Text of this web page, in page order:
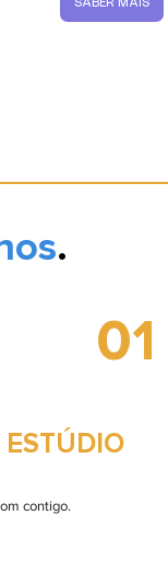
SABER MAIS
.
01
ESTÚDIO
contigo.